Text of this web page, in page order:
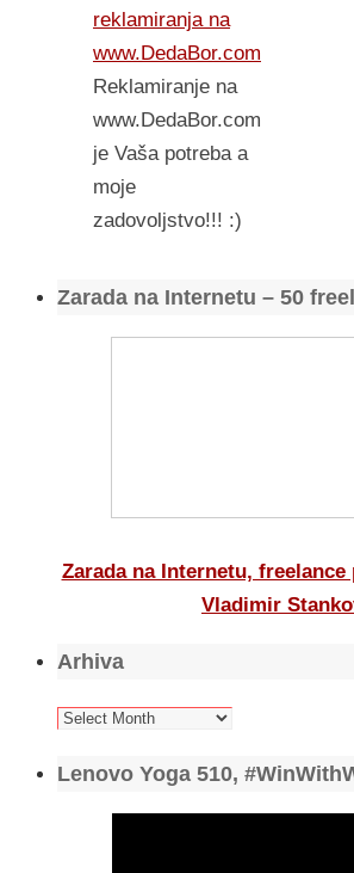
reklamiranja na
www.DedaBor.com
Reklamiranje na
www.DedaBor.com
je Vaša potreba a
moje
zadovoljstvo!!! :)
Zarada na Internetu – 50
Zarada na Internetu, freelance
Vladimir
Arhiva
Arhiva
Lenovo Yoga 510,